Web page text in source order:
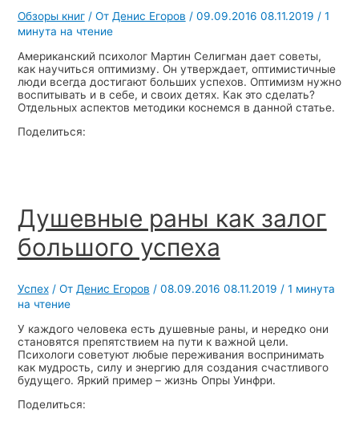
Обзоры книг/ От Денис Егоров / 09.09.2016 08.11.2019 / 1
минута на чтение
Американский психолог Мартин Селигман дает советы,
как научиться оптимизму. Он утверждает, оптимистичные
люди всегда достигают больших успехов. Оптимизм нужно
воспитывать и в себе, и своих детях. Как это сделать?
Отдельных аспектов методики коснемся в данной статье.
Поделиться:
Душевные раны как залог
большого успеха
Успех/ От Денис Егоров / 08.09.2016 08.11.2019 / 1 минута
на чтение
У каждого человека есть душевные раны, и нередко они
становятся препятствием на пути к важной цели.
Психологи советуют любые переживания воспринимать
как мудрость, силу и энергию для создания счастливого
будущего. Яркий пример – жизнь Опры Уинфри.
Поделиться: